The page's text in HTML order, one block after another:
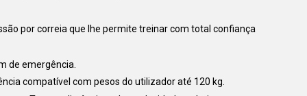
por correia que lhe permite treinar com total confiança
de emergência.
compatível com pesos do utilizador até 120 kg.